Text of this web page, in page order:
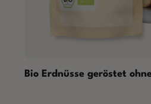
Bio Erdnüsse geröstet